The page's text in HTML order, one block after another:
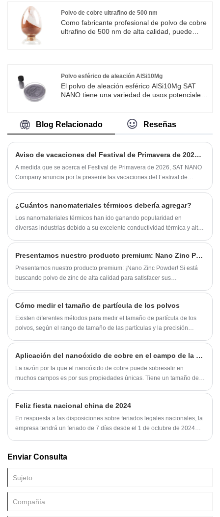
propiedades químicas y físicas únicas. SAT
NANO suministra nanopolvo Boehmite AlOOH
de 20 nm. ¡Bienvenidos clientes nuevos y
Polvo de cobre ultrafino de 500 nm
Como fabricante profesional de polvo de cobre
ultrafino de 500 nm de alta calidad, puede
material muy útil con Amplias aplicaciones en
electrónica, electricidad, cerámica, fabricación
de aleaciones y prevención de la corrosión.
Polvo esférico de aleación AlSi10Mg
El polvo de aleación esférico AlSi10Mg SAT
NANO tiene una variedad de usos potenciales.
excelente resistencia a la tracción y resistencia
al desgaste. El polvo de aleación esférico
Blog Relacionado Reseñas
Aviso de vacaciones del Festival de Primavera de 2026 de SAT NANO Company
A medida que se acerca el Festival de Primavera de 2026, SAT NANO
Company anuncia por la presente las vacaciones del Festival de
garantizar el funcionamiento normal y la calidad del servicio de la
empresa, por la presente anunciamos los siguientes arreglos festivos y
asuntos relacionados.
¿Cuántos nanomateriales térmicos debería agregar?
Los nanomateriales térmicos han ido ganando popularidad en
diversas industrias debido a su excelente conductividad térmica y alta
la cantidad ideal de nanomateriales térmicos para agregar. En este
artículo, analizaremos los factores a considerar al determinar cuántos
nanomateriales térmicos agregar y los beneficios de agregar la
Presentamos nuestro producto premium: Nano Zinc Powder
​Presentamos nuestro producto premium: ¡Nano Zinc Powder! Si está
buscando polvo de zinc de alta calidad para satisfacer sus
10 a 50 nm, lo que garantiza una excelente cobertura y máxima
eficacia. Continúe leyendo para descubrir los beneficios y
capacidades de este producto.
Cómo medir el tamaño de partícula de los polvos
Existen diferentes métodos para medir el tamaño de partícula de los
polvos, según el rango de tamaño de las partículas y la precisión
Aplicación del nanoóxido de cobre en el campo de la catálisis
La razón por la que el nanoóxido de cobre puede sobresalir en
muchos campos es por sus propiedades únicas. Tiene un tamaño de
otros aspectos, sentando una base sólida para su aplicación en
múltiples campos. ¡Ahora, profundicemos en su destacado desempeño
en diferentes campos!
Feliz fiesta nacional china de 2024
En respuesta a las disposiciones sobre feriados legales nacionales, la
empresa tendrá un feriado de 7 días desde el 1 de octubre de 2024
Enviar Consulta